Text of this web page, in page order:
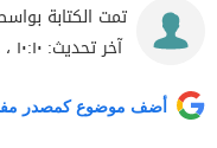
تمت الكتابة
آخر تحديث: ١٠:١٠ ، ١٤ أبريل ٢٠٢٢
أضف موضوع كمصدر